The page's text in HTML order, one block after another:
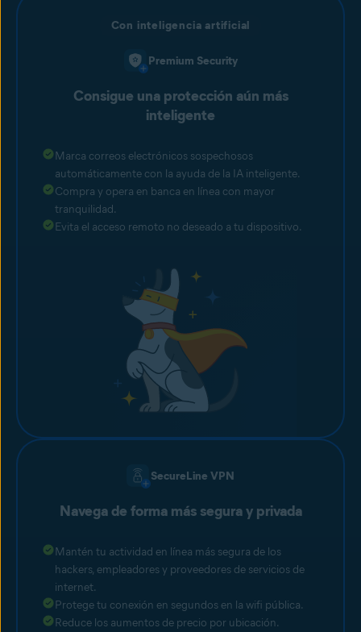
Con inteligencia artificial
Premium Security
Consigue una protección aún más
inteligente
Marca correos electrónicos sospechosos
automáticamente con la ayuda de la IA inteligente.
Compra y opera en banca en línea con mayor
tranquilidad.
Evita el acceso remoto no deseado a tu dispositivo.
SecureLine VPN
Navega de forma más segura y privada
Mantén tu actividad en línea más segura de los
hackers, empleadores y proveedores de servicios de
internet.
Protege tu conexión en segundos en la wifi pública.
Reduce los aumentos de precio por ubicación.